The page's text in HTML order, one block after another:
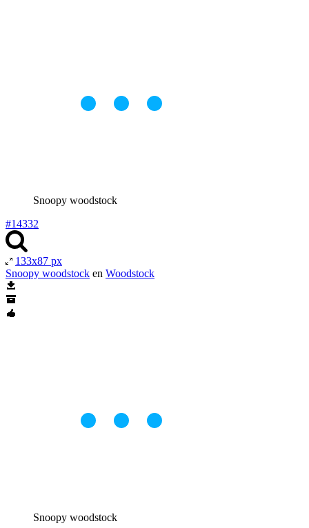
Snoopy woodstock
#14332
133x87 px
Snoopy woodstock en Woodstock
Snoopy woodstock